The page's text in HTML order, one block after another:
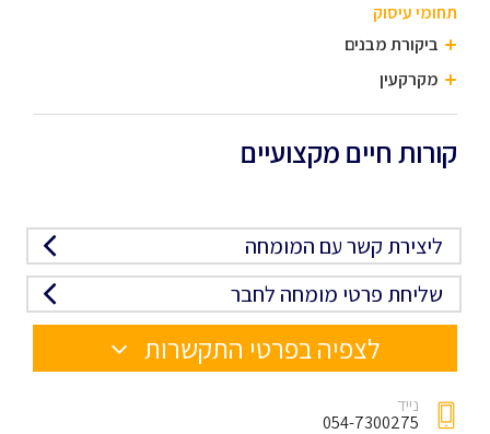
תחומי עיסוק
ביקורת מבנים
מקרקעין
קורות חיים מקצועיים
ליצירת קשר עם המומחה
שליחת פרטי מומחה לחבר
לצפיה בפרטי התקשרות
נייד
054-7300275